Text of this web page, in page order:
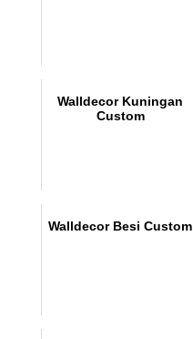
Walldecor Kuningan
Custom
Walldecor Besi Custom